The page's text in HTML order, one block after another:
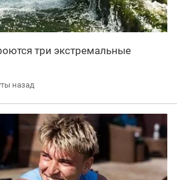
три экстремальные
назад